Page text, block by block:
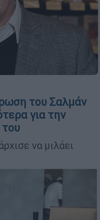
του Σαλμάν
για την
να μιλάει